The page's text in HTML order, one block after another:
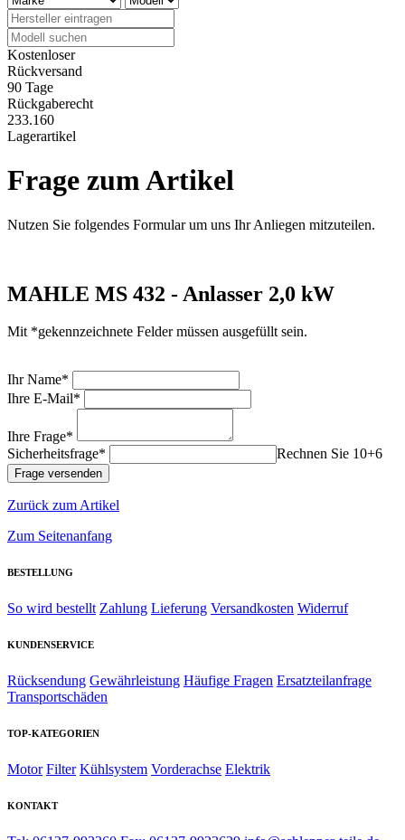
Kostenloser
Rückversand
90 Tage
Rückgaberecht
233.160
Lagerartikel
Frage zum Artikel
Nutzen Sie folgendes Formular um uns Ihr Anliegen mitzuteilen.
MAHLE MS 432 - Anlasser 2,0 kW
Mit *gekennzeichnete Felder müssen ausgefüllt sein.
Ihr Name*
Ihre E-Mail*
Ihre Frage*
Sicherheitsfrage*
Rechnen Sie 10+6
Zurück zum Artikel
Zum Seitenanfang
BESTELLUNG
So wird bestellt Zahlung Lieferung Versandkosten Widerruf
KUNDENSERVICE
Rücksendung Gewährleistung Häufige Fragen Ersatzteilanfrage
Transportschäden
TOP-KATEGORIEN
Motor Filter Kühlsystem Vorderachse Elektrik
KONTAKT